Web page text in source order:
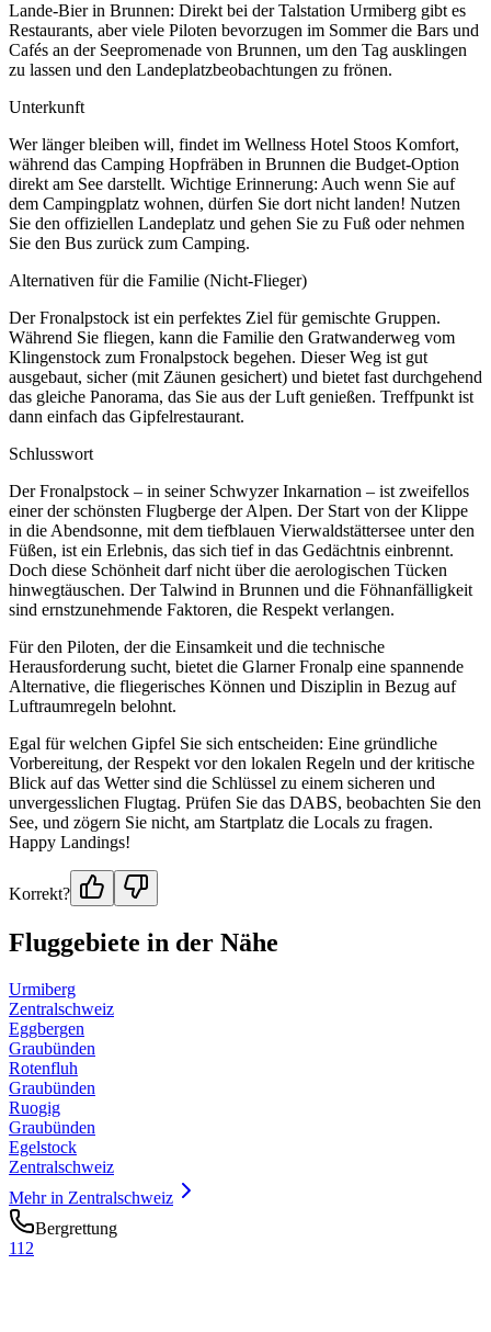
Lande-Bier in Brunnen: Direkt bei der Talstation Urmiberg gibt es
Restaurants, aber viele Piloten bevorzugen im Sommer die Bars und
Cafés an der Seepromenade von Brunnen, um den Tag ausklingen
zu lassen und den Landeplatzbeobachtungen zu frönen.
Unterkunft
Wer länger bleiben will, findet im Wellness Hotel Stoos Komfort,
während das Camping Hopfräben in Brunnen die Budget-Option
direkt am See darstellt. Wichtige Erinnerung: Auch wenn Sie auf
dem Campingplatz wohnen, dürfen Sie dort nicht landen! Nutzen
Sie den offiziellen Landeplatz und gehen Sie zu Fuß oder nehmen
Sie den Bus zurück zum Camping.
Alternativen für die Familie (Nicht-Flieger)
Der Fronalpstock ist ein perfektes Ziel für gemischte Gruppen.
Während Sie fliegen, kann die Familie den Gratwanderweg vom
Klingenstock zum Fronalpstock begehen. Dieser Weg ist gut
ausgebaut, sicher (mit Zäunen gesichert) und bietet fast durchgehend
das gleiche Panorama, das Sie aus der Luft genießen. Treffpunkt ist
dann einfach das Gipfelrestaurant.
Schlusswort
Der Fronalpstock – in seiner Schwyzer Inkarnation – ist zweifellos
einer der schönsten Flugberge der Alpen. Der Start von der Klippe
in die Abendsonne, mit dem tiefblauen Vierwaldstättersee unter den
Füßen, ist ein Erlebnis, das sich tief in das Gedächtnis einbrennt.
Doch diese Schönheit darf nicht über die aerologischen Tücken
hinwegtäuschen. Der Talwind in Brunnen und die Föhnanfälligkeit
sind ernstzunehmende Faktoren, die Respekt verlangen.
Für den Piloten, der die Einsamkeit und die technische
Herausforderung sucht, bietet die Glarner Fronalp eine spannende
Alternative, die fliegerisches Können und Disziplin in Bezug auf
Luftraumregeln belohnt.
Egal für welchen Gipfel Sie sich entscheiden: Eine gründliche
Vorbereitung, der Respekt vor den lokalen Regeln und der kritische
Blick auf das Wetter sind die Schlüssel zu einem sicheren und
unvergesslichen Flugtag. Prüfen Sie das DABS, beobachten Sie den
See, und zögern Sie nicht, am Startplatz die Locals zu fragen.
Happy Landings!
Korrekt?
Fluggebiete in der Nähe
Urmiberg
Zentralschweiz
Eggbergen
Graubünden
Rotenfluh
Graubünden
Ruogig
Graubünden
Egelstock
Zentralschweiz
Mehr in Zentralschweiz
Bergrettung
112